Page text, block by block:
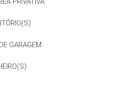
GARAGEM